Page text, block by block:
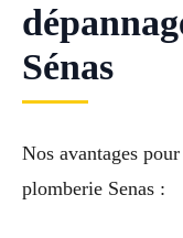
Sénas
Nos avantages
plomberie Senas :